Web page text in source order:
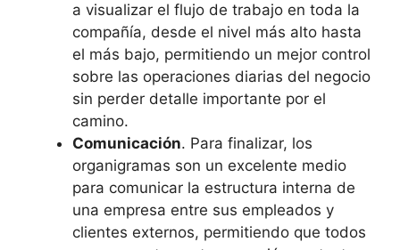
a visualizar el flujo de trabajo en toda la
compañía, desde el nivel más alto hasta
el más bajo, permitiendo un mejor control
sobre las operaciones diarias del negocio
sin perder detalle importante por el
camino.
Comunicación. Para finalizar, los
organigramas son un excelente medio
para comunicar la estructura interna de
una empresa entre sus empleados y
clientes externos, permitiendo que todos